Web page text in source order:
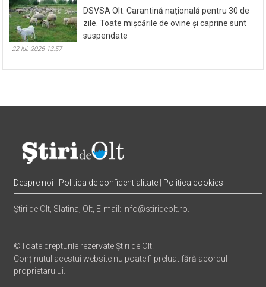
DSVSA Olt: Carantină națională pentru 30 de
zile. Toate mișcările de ovine și caprine sunt
suspendate
22 iul. 2026 13:57
Despre noi Politica de confidentialitate Politica cookies
Știri de Olt, Slatina, Olt, E-mail: info@stirideolt.ro.
©Toate drepturile rezervate Știri de Olt.
Conținutul acestui website nu poate fi preluat fără acordul
proprietarului.